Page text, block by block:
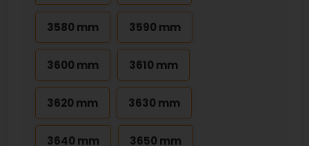
3580 mm 3590 mm
3600 mm 3610 mm
3620 mm 3630 mm
3640 mm 3650 mm